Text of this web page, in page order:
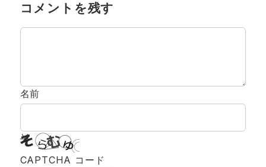
コメントを残す
名前
CAPTCHA コード